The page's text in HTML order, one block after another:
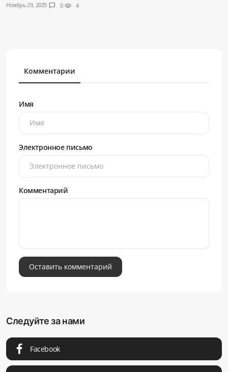
Ноябрь 29, 2025 chat_bubble 0 visibility 4
Комментарии
Имя
Электронное письмо
Комментарий
Оставить комментарий
Следуйте за нами
Facebook